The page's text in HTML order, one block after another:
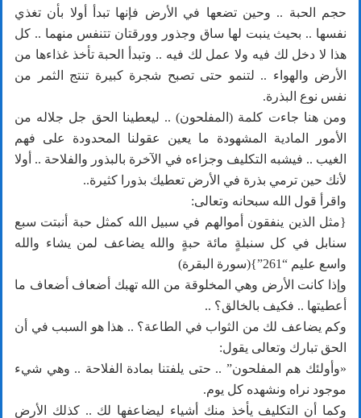
حجم الحبة .. وحين تضعها في الأرض فإنها تبدأ أولا بأن تغذي
نفسها .. بحيث ينبت لها ساق وجذور وورقتان تتنفس منهما .. كل
هذا لا دخل لك فيه ولا عمل لك فيه .. وتبدأ الحبة تأخذ غذاءها من
الأرض والهواء .. لتنمو حتى تصبح شجرة كبيرة تنتج الثمر من
نفس نوع البذرة.
ومن هنا جاءت كلمة (المفلحون) .. ليعطينا الحق جل جلاله من
الأمور المادية المشهودة ما يعين عقولنا المحدودة على فهم
الغيب .. فيشبه التكليف وجزاءه في الآخرة بالبذور والفلاحة .. أولا
لأنك حين ترمي بذرة في الأرض تعطيك بذورا كثيرة..
واقرأ قول الله سبحانه وتعالى:
{مثل الذين ينفقون أموالهم في سبيل الله كمثل حبة أنبتت سبع
سنابل في كل سنبلةٍ مائة حبةٍ والله يضاعف لمن يشاء والله
واسع عليم “261”}(سورة البقرة)
وإذا كانت الأرض وهي المخلوقة من الله تهبك أضعاف أضعاف ما
أعطيتها .. فكيف بالخالق؟ ..
وكم يضاعف لك من الثواب في الطاعة؟ .. هذا هو السبب في أن
الحق تبارك وتعالى يقول:
«وأولئك هم المفلحون” .. حتى يلفتنا بمادة الفلاحة .. وهي شيء
موجود نراه ونشهده كل يوم.
وكما أن التكليف يأخذ منك أشياء ليضاعفها لك .. كذلك الأرض